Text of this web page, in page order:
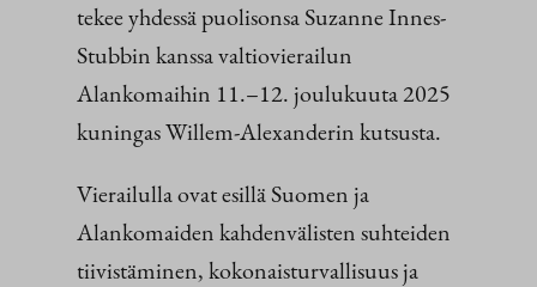
tekee yhdessä puolisonsa Suzanne Innes-
Stubbin kanssa valtiovierailun
Alankomaihin 11.–12. joulukuuta 2025
kuningas Willem-Alexanderin kutsusta.
Vierailulla ovat esillä Suomen ja
Alankomaiden kahdenvälisten suhteiden
tiivistäminen, kokonaisturvallisuus ja